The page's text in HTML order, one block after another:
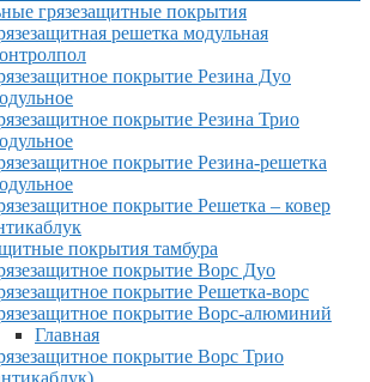
грязезащитные покрытия
решетка модульная
покрытие Резина Дуо
покрытие Резина Трио
покрытие Резина-решетка
покрытие Решетка – ковер
покрытия тамбура
покрытие Ворс Дуо
покрытие Решетка-ворс
покрытие Ворс-алюминий
Главная
покрытие Ворс Трио